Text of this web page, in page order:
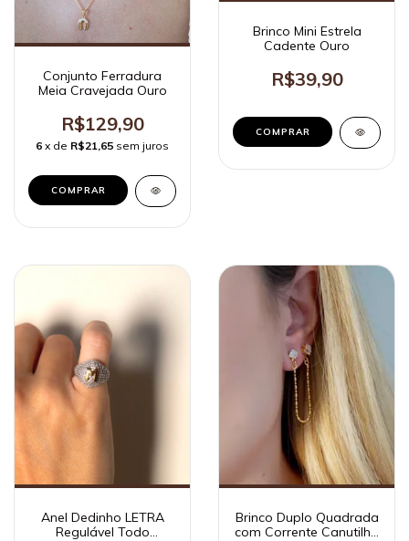
Conjunto Ferradura
Meia Cravejada Ouro
R$129,90
6 x de R$21,65 sem juros
Brinco Mini Estrela
Cadente Ouro
R$39,90
Anel Dedinho LETRA
Regulável Todo
Brinco Duplo Quadrada
com Corrente Canutilho